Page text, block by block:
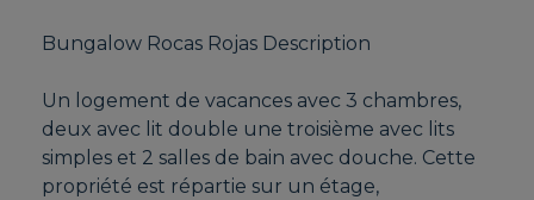
Bungalow Rocas Rojas Description
Un logement de vacances avec 3 chambres,
deux avec lit double une troisième avec lits
simples et 2 salles de bain avec douche. Cette
propriété est répartie sur un étage,